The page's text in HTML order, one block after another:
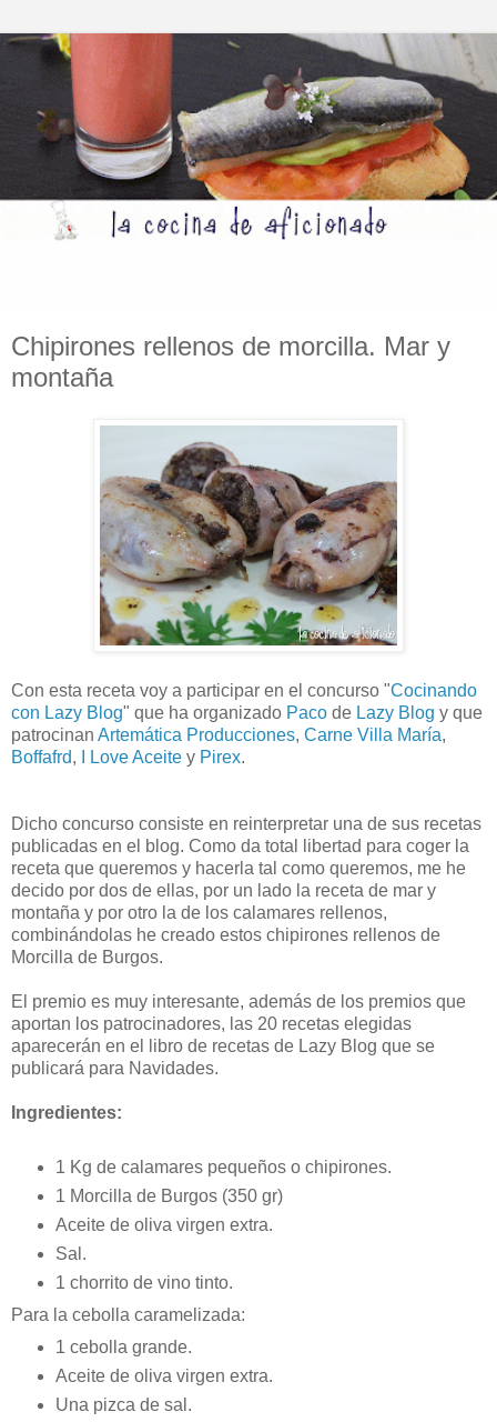
Chipirones rellenos de morcilla. Mar y
montaña
Con esta receta voy a participar en el concurso "Cocinando
con Lazy Blog" que ha organizado Paco de Lazy Blog y que
patrocinan Artemática Producciones, Carne Villa María,
Boffafrd, I Love Aceite y Pirex.
Dicho concurso consiste en reinterpretar una de sus recetas
publicadas en el blog. Como da total libertad para coger la
receta que queremos y hacerla tal como queremos, me he
decido por dos de ellas, por un lado la receta de mar y
montaña y por otro la de los calamares rellenos,
combinándolas he creado estos chipirones rellenos de
Morcilla de Burgos.
El premio es muy interesante, además de los premios que
aportan los patrocinadores, las 20 recetas elegidas
aparecerán en el libro de recetas de Lazy Blog que se
publicará para Navidades.
Ingredientes:
1 Kg de calamares pequeños o chipirones.
1 Morcilla de Burgos (350 gr)
Aceite de oliva virgen extra.
Sal.
1 chorrito de vino tinto.
Para la cebolla caramelizada:
1 cebolla grande.
Aceite de oliva virgen extra.
Una pizca de sal.